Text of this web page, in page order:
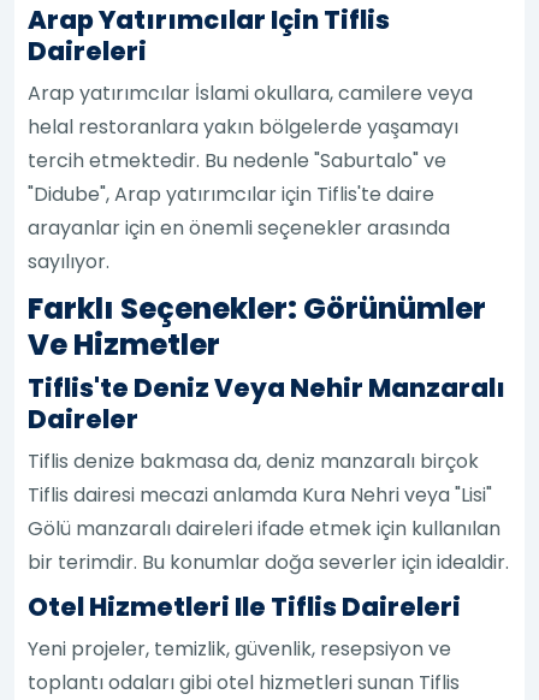
Arap Yatırımcılar Için Tiflis
Daireleri
Arap yatırımcılar İslami okullara, camilere veya
helal restoranlara yakın bölgelerde yaşamayı
tercih etmektedir. Bu nedenle "Saburtalo" ve
"Didube", Arap yatırımcılar için Tiflis'te daire
arayanlar için en önemli seçenekler arasında
sayılıyor.
Farklı Seçenekler: Görünümler
Ve Hizmetler
Tiflis'te Deniz Veya Nehir Manzaralı
Daireler
Tiflis denize bakmasa da, deniz manzaralı birçok
Tiflis dairesi mecazi anlamda Kura Nehri veya "Lisi"
Gölü manzaralı daireleri ifade etmek için kullanılan
bir terimdir. Bu konumlar doğa severler için idealdir.
Otel Hizmetleri Ile Tiflis Daireleri
Yeni projeler, temizlik, güvenlik, resepsiyon ve
toplantı odaları gibi otel hizmetleri sunan Tiflis